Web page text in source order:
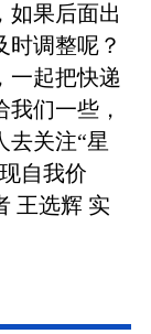
如果后面出
时调整呢？
一起把快递
们一些，
去关注“星
自我价
王选辉 实